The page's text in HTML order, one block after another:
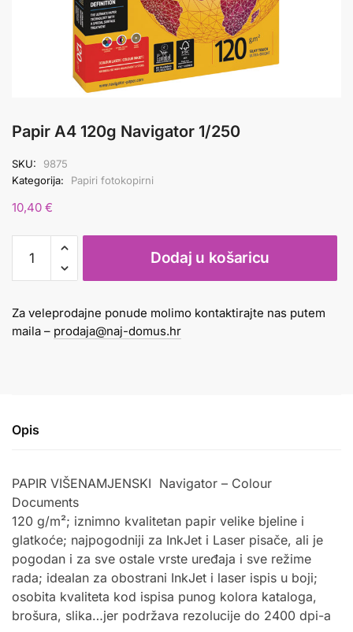
Papir A4 120g Navigator 1/250
SKU:
9875
Kategorija:
Papiri fotokopirni
10,40 €
120g
1/250
količina
Dodaj u košaricu
Za veleprodajne ponude molimo kontaktirajte nas putem
maila – prodaja@naj-domus.hr
Opis
PAPIR VIŠENAMJENSKI Navigator – Colour
Documents
120 g/m²; iznimno kvalitetan papir velike bjeline i
glatkoće; najpogodniji za InkJet i Laser pisače, ali je
pogodan i za sve ostale vrste uređaja i sve režime
rada; idealan za obostrani InkJet i laser ispis u boji;
osobita kvaliteta kod ispisa punog kolora kataloga,
brošura, slika…jer podržava rezolucije do 2400 dpi-a